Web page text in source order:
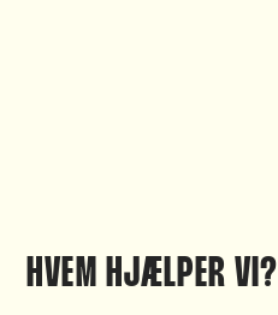
HVEM HJÆLPER VI?